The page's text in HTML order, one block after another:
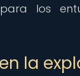
los
la